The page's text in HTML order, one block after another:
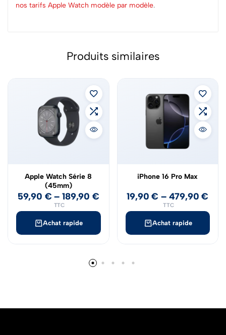
nos tarifs Apple Watch modèle par modèle.
Produits similaires
Achat rapide
Apple Watch Série 8
(45mm)
59,90 € –189,90 €
TTC
Achat rapide
iPhone 16 Pro Max
19,90€ – 479,90€
TTC